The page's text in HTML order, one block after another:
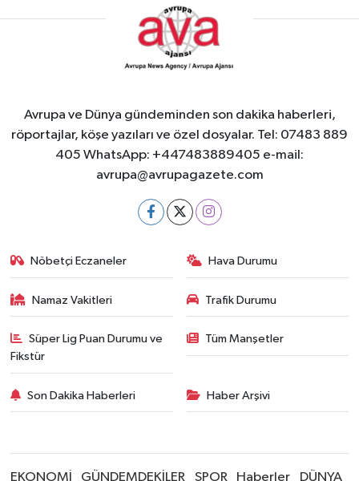
Avrupa ve Dünya gündeminden son dakika haberleri,
röportajlar, köşe yazıları ve özel dosyalar. Tel: 07483 889
405 WhatsApp: +447483889405 e-mail:
avrupa@avrupagazete.com
Nöbetçi Eczaneler Hava Durumu
Namaz Vakitleri Trafik Durumu
Süper Lig Puan Durumu ve
Fikstür
Tüm Manşetler
Son Dakika Haberleri Haber Arşivi
EKONOMİ GÜNDEMDEKİLER SPOR Haberler DÜNYA